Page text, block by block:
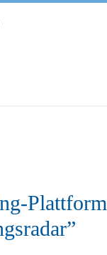
Plattform